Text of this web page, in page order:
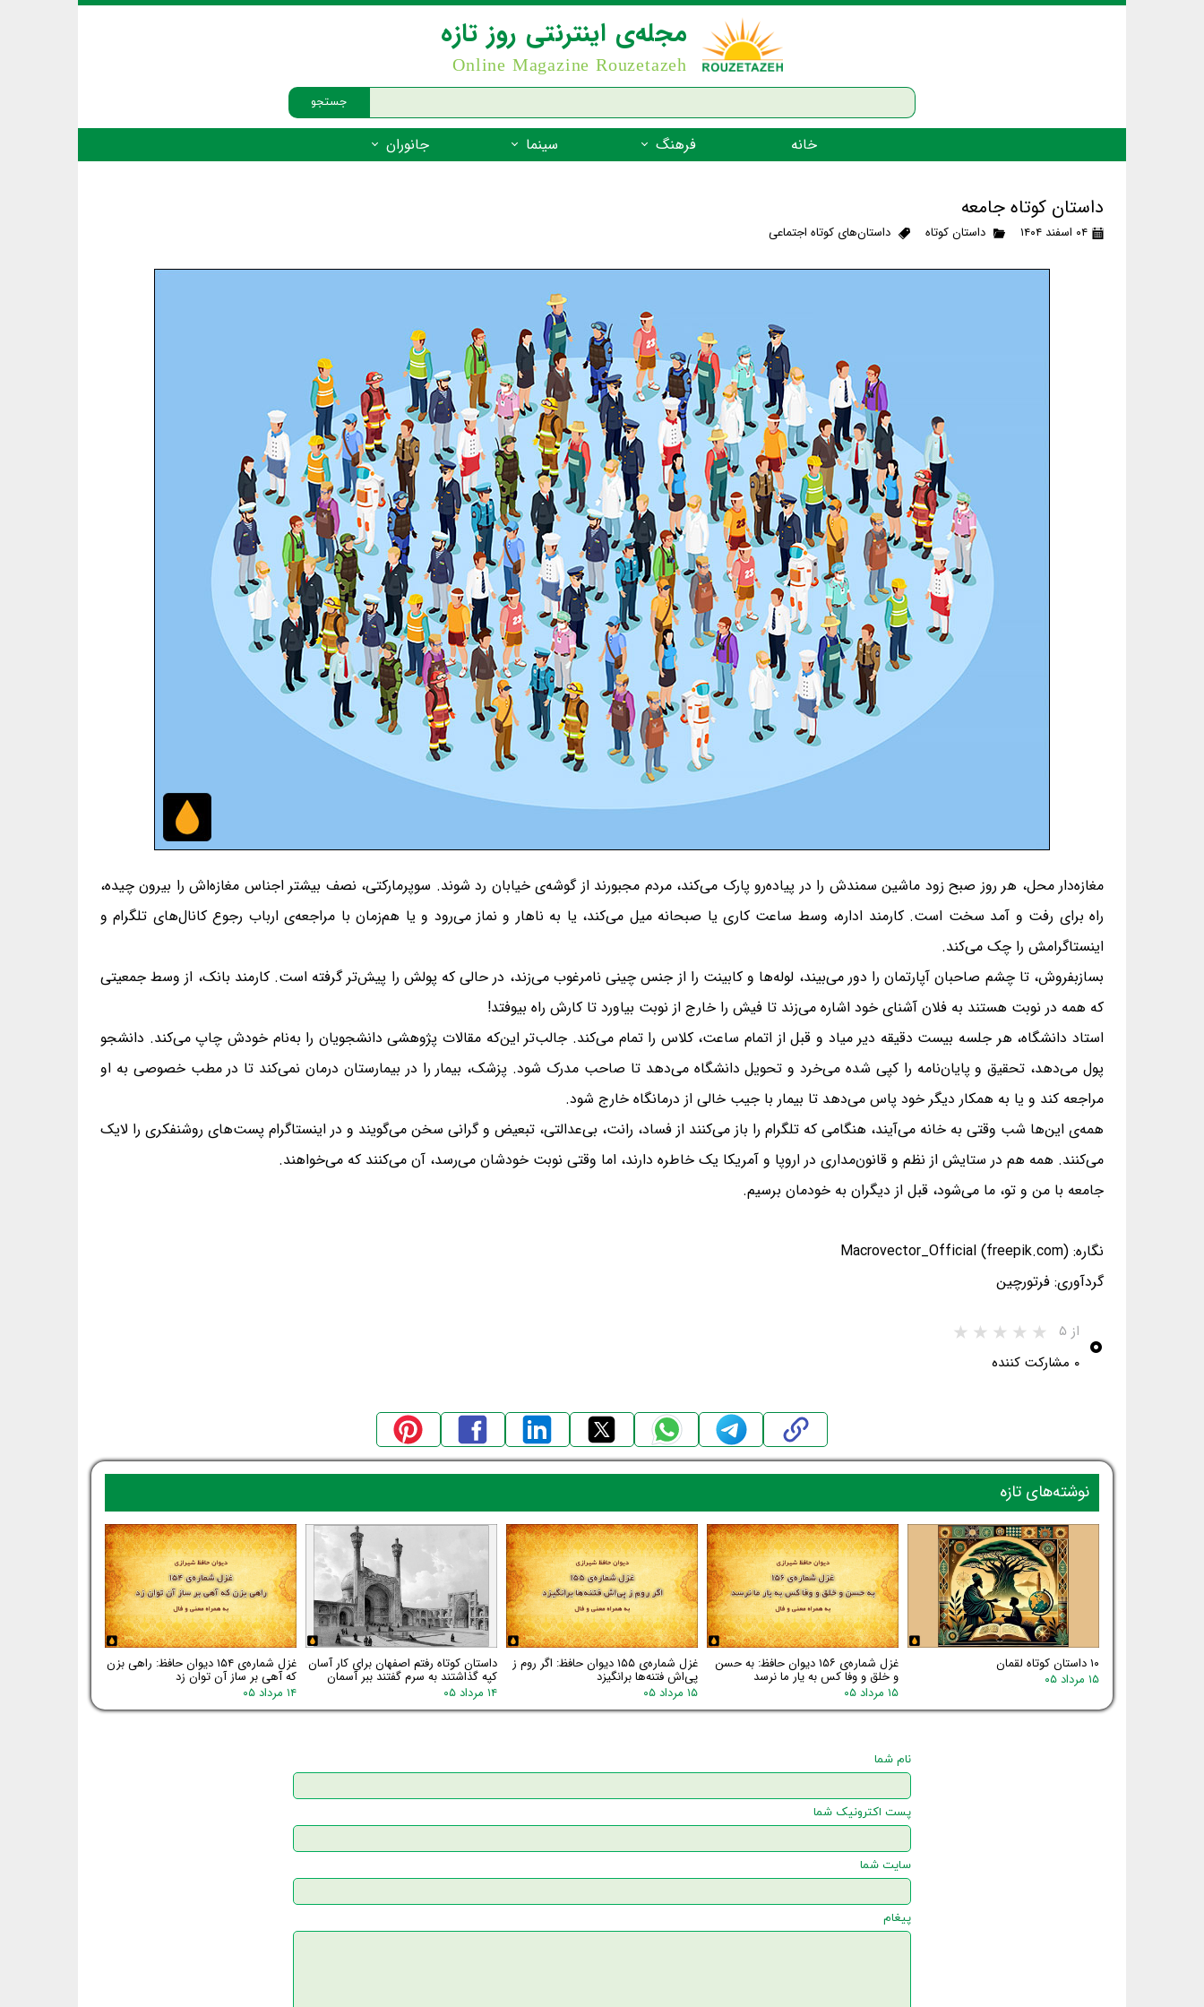
جستجو
مجله‌ی اینترنتی روز تازه
Online Magazine Rouzetazeh
خانه فرهنگ
شعر فارسی
زندگینامه‌ی بزرگان
گفتاورد
سینما جانوران
جانوران مهره‌دار - فهرست‌ها
داستان کوتاه جامعه
۰۴ اسفند ۱۴۰۴ داستان کوتاه داستان‌های کوتاه اجتماعی
مغازه‌دار‌ محل، هر روز صبح زود ماشین سمندش را در پیاده‌رو پارک می‌کند، مردم مجبورند از گوشه‌ی خیابان رد شوند. سوپرمارکتی، نصف بیشتر اجناس مغازه‌اش را بیرون چیده،
راه برای رفت و آمد سخت است. کارمند اداره، وسط ساعت کاری یا صبحانه میل می‌کند، یا به ناهار و نماز می‌رود و یا هم‌زمان با مراجعه‌ی ارباب رجوع کانال‌های تلگرام و
اینستاگرامش را چک می‌کند.
بسازبفروش، تا چشم صاحبان آپارتمان را دور می‌بیند، لوله‌ها و کابینت را از جنس چینی نامرغوب می‌زند، در حالی که پولش را پیش‌تر گرفته است. کارمند بانک، از وسط جمعیتی
که همه در نوبت هستند به فلان آشنای خود اشاره می‌زند تا فیش را خارج از نوبت بیاورد تا کارش راه بیوفتد!
استاد دانشگاه، هر جلسه بیست دقیقه دیر میاد و قبل از اتمام ساعت، کلاس را تمام می‌کند. جالب‌تر این‌که مقالات پژوهشی دانشجویان را به‌نام خودش چاپ می‌کند. دانشجو
پول می‌دهد، تحقیق و پایان‌نامه را کپی شده می‌خرد و تحویل دانشگاه می‌دهد تا صاحب مدرک شود. پزشک، بیمار را در بیمارستان درمان نمی‌کند تا در مطب خصوصی به او
مراجعه کند و یا به همکار دیگر خود پاس می‌دهد تا بیمار با جیب خالی از درمانگاه خارج شود.
همه‌ی این‌ها شب وقتی به خانه می‌آیند، هنگامی که تلگرام را باز می‌کنند از فساد، رانت، بی‌عدالتی، تبعیض و گرانی سخن می‌گویند و در اینستاگرام پست‌های روشنفکری را لایک
می‌کنند. همه هم در ستایش از نظم و قانون‌مداری در اروپا و آمریکا یک خاطره دارند، اما وقتی نوبت خودشان می‌رسد، آن می‌کنند که می‌خواهند.
جامعه با من و تو، ما می‌شود، قبل از دیگران به خودمان برسیم.
نگاره: Macrovector_Official (freepik.com)
گردآوری: فرتورچین
۰ از ۵
۰ مشارکت کننده
۱۰ داستان کوتاه لقمان
۱۵ مرداد ۰۵
غزل شماره‌ی ۱۵۶ دیوان حافظ: به حسن
و خلق و وفا کس به یار ما نرسد
۱۵ مرداد ۰۵
غزل شماره‌ی ۱۵۵ دیوان حافظ: اگر روم ز
پی‌اش فتنه‌ها برانگیزد
۱۵ مرداد ۰۵
داستان کوتاه رفتم اصفهان برای کار آسان
کپه گذاشتند به سرم گفتند ببر آسمان
۱۴ مرداد ۰۵
غزل شماره‌ی ۱۵۴ دیوان حافظ: راهی بزن
که آهی بر ساز آن توان زد
۱۴ مرداد ۰۵
نوشته‌های تازه
نام شما
پست اکترونیک شما
سایت شما
پیغام